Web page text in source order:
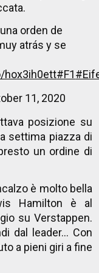
orden de
atrás y se
hox3ih0ett#F1
11, 2020
posizione su
settima piazza di
un ordine di
è molto bella
Hamilton è al
su Verstappen.
dal leader... Con
a pieni giri a fine